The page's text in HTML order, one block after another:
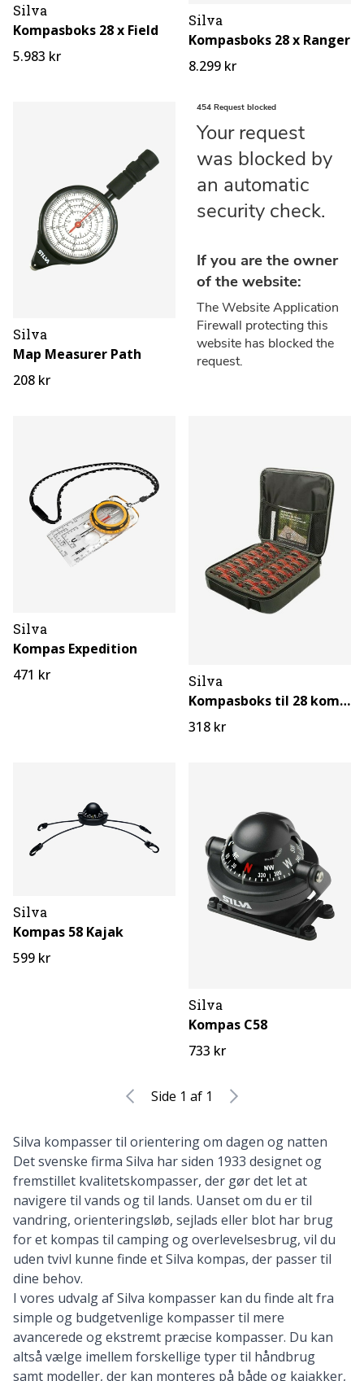
Silva
Kompasboks 28 x Field
5.983 kr
Silva
Kompasboks 28 x Ranger
8.299 kr
Silva
Map Measurer Path
208 kr
Silva
Kompas Expedition
471 kr
Silva
Kompasboks til 28 kompasser
318 kr
Silva
Kompas 58 Kajak
599 kr
Silva
Kompas C58
733 kr
Side 1 af 1
Silva kompasser til orientering om dagen og natten
Det svenske firma Silva har siden 1933 designet og
fremstillet kvalitetskompasser, der gør det let at
navigere til vands og til lands. Uanset om du er til
vandring, orienteringsløb, sejlads eller blot har brug
for et kompas til camping og overlevelsesbrug, vil du
uden tvivl kunne finde et Silva kompas, der passer til
dine behov.
I vores udvalg af Silva kompasser kan du finde alt fra
simple og budgetvenlige kompasser til mere
avancerede og ekstremt præcise kompasser. Du kan
altså vælge imellem forskellige typer til håndbrug
samt modeller, der kan monteres på både og kajakker,